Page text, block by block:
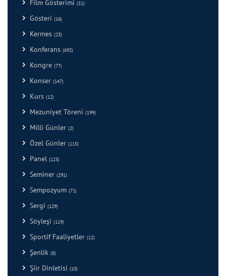
Film Gösterimi (51)
Gösteri (16)
Kermes (23)
Konferans (692)
Kongre (77)
Konser (147)
Kurs (12)
Mezuniyet Töreni (199)
Milli Günler (2)
Özel Günler (115)
Panel (123)
Seminer (291)
Sempozyum (71)
Sergi (129)
Söyleşi (119)
Sportif Faaliyetler (12)
Şenlik (8)
Şiir Dinletisi (10)